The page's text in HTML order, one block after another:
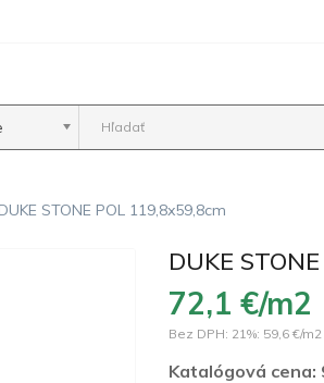
DUKE STONE POL 119,8x59,8cm
DUKE
72,1 €/m2
Bez DPH: 21%: 59,6 €/m2
Katalógová cena: